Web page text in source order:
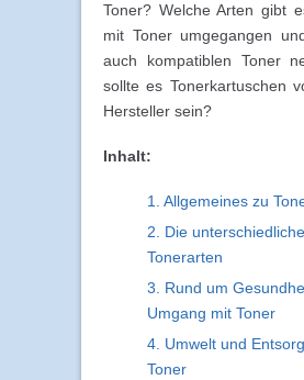
Toner? Welche Arten gibt
mit Toner umgegangen
auch kompatiblen Toner
sollte es Tonerkartuschen
Hersteller sein?
Inhalt:
1. Allgemeines zu
2. Die
Tonerarten
3. Rund um
Umgang mit Toner
4. Umwelt und
Toner